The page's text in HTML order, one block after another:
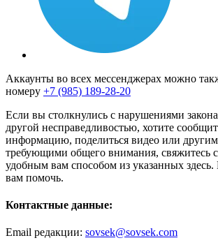
Аккаунты во всех мессенджерах можно
номеру +7 (985) 189-28-20
Если вы столкнулись с нарушениями
другой несправедливостью, хотите
информацию, поделиться видео или
требующими общего внимания, свяжитесь
удобным вам способом из указанных
вам помочь.
Контактные данные:
Email редакции: sovsek@sovsek.com